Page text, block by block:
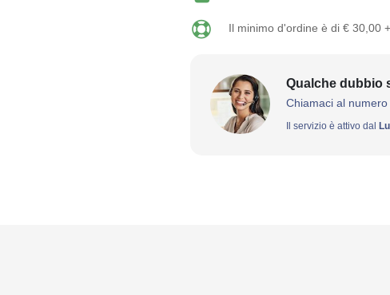
Il minimo d'ordine è di € 30,00
Qualche dubbio
Chiamaci al
Il servizio è attivo dal